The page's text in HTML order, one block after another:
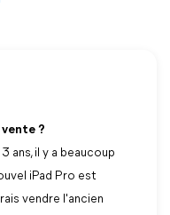
?
ans, il y a beaucoup
iPad Pro est
vendre l'ancien